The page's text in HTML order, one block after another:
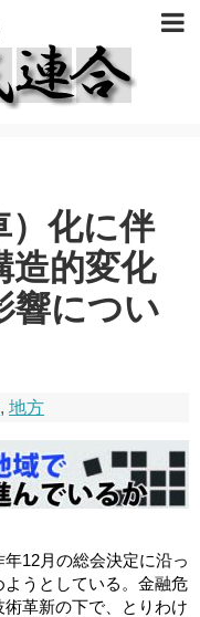
）化に伴
造的変化
響につい
,地方
12月の総会決定に沿っ
うとしている。金融危
革新の下で、とりわけ